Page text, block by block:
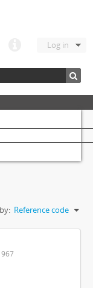
Log in
Reference code